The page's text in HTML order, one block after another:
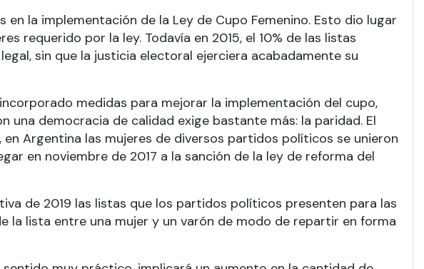
la implementación de la Ley de Cupo Femenino. Esto dio lugar
requerido por la ley. Todavía en 2015, el 10% de las listas
sin que la justicia electoral ejerciera acabadamente su
medidas para mejorar la implementación del cupo,
una democracia de calidad exige bastante más: la paridad. El
Argentina las mujeres de diversos partidos políticos se unieron
en noviembre de 2017 a la sanción de la ley de reforma del
de 2019 las listas que los partidos políticos presenten para las
la lista entre una mujer y un varón de modo de repartir en forma